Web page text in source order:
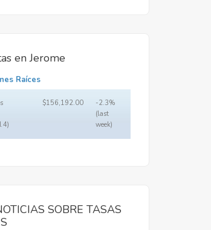
en Jerome
Raíces
4)
$156,192.00
-2.3%
(last
week)
SOBRE TASAS